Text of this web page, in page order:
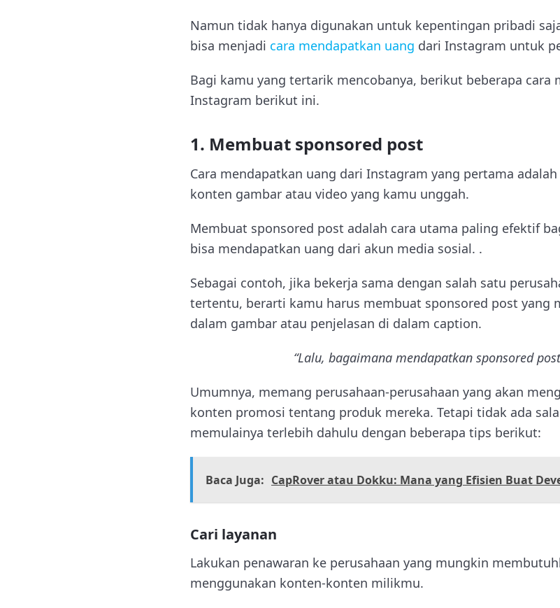
Namun tidak hanya digunakan untuk kepentingan pribadi
bisa menjadi cara mendapatkan uang dari Instagram untuk
Bagi kamu yang tertarik mencobanya, berikut beberapa cara
Instagram berikut ini.
1. Membuat sponsored post
Cara mendapatkan uang dari Instagram yang pertama
konten gambar atau video yang kamu unggah.
Membuat sponsored post adalah cara utama paling efektif
bisa mendapatkan uang dari akun media sosial. .
Sebagai contoh, jika bekerja sama dengan salah satu
tertentu, berarti kamu harus membuat sponsored post yang
dalam gambar atau penjelasan di dalam caption.
“Lalu, bagaimana mendapatkan sponsored
Umumnya, memang perusahaan-perusahaan yang akan
konten promosi tentang produk mereka. Tetapi tidak ada
memulainya terlebih dahulu dengan beberapa tips berikut:
Baca Juga: CapRover atau Dokku: Mana yang Efisien Buat
Cari layanan
Lakukan penawaran ke perusahaan yang mungkin
menggunakan konten-konten milikmu.